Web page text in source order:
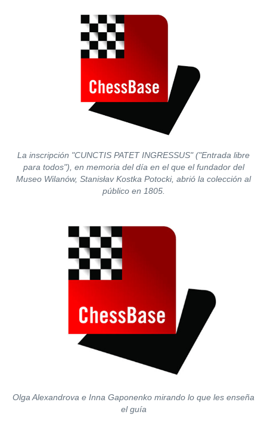
La inscripción "CUNCTIS PATET INGRESSUS" ("Entrada libre
para todos"), en memoria del día en el que el fundador del
Museo Wilanów, Stanisłav Kostka Potocki, abrió la colección al
público en 1805.
Olga Alexandrova e Inna Gaponenko mirando lo que les enseña
el guía